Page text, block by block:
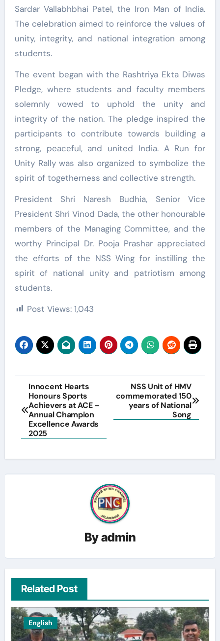
Sardar Vallabhbhai Patel, the Iron Man of India.
The celebration aimed to reinforce the values of
unity, integrity, and national integration among
students.
The event began with the Rashtriya Ekta Diwas
Pledge, where students and faculty members
solemnly vowed to uphold the unity and
integrity of the nation. The pledge inspired the
participants to contribute towards building a
strong, peaceful, and united India. A Run for
Unity Rally was also organized to symbolize the
spirit of togetherness and collective strength.
President Shri Naresh Budhia, Senior Vice
President Shri Vinod Dada, the other honourable
members of the Managing Committee, and the
worthy Principal Dr. Pooja Prashar appreciated
the efforts of the NSS Wing for instilling the
spirit of national unity and patriotism among
students.
Post Views: 1,043
Post
navigation
Innocent Hearts
Honours Sports
Achievers at ACE –
Annual Champion
Excellence Awards
2025
NSS Unit of HMV
commemorated 150
years of National
Song
Byadmin
Related Post
English